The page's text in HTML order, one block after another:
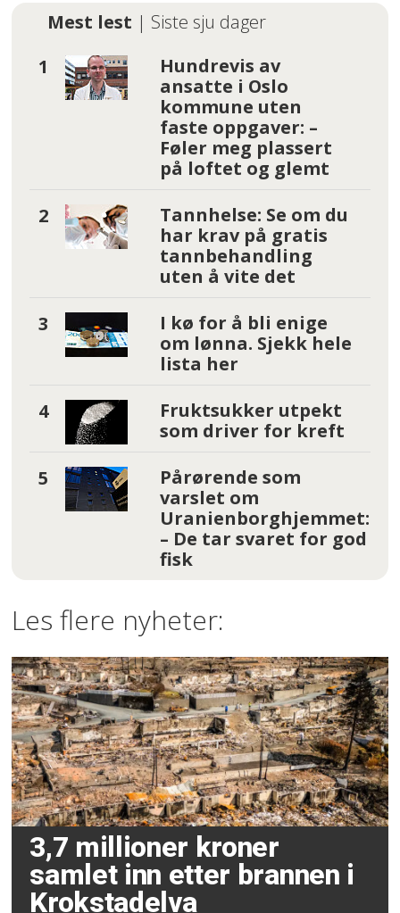
Mest lest | Siste sju dager
Hundrevis av
ansatte i Oslo
kommune uten
faste oppgaver: –
Føler meg plassert
på loftet og glemt
Tannhelse: Se om du
har krav på gratis
tannbehandling
uten å vite det
I kø for å bli enige
om lønna. Sjekk hele
lista her
Fruktsukker utpekt
som driver for kreft
Pårørende som
varslet om
Uranienborghjemmet:
– De tar svaret for god
fisk
Les flere nyheter:
3,7 millioner kroner
samlet inn etter brannen i
Krokstadelva